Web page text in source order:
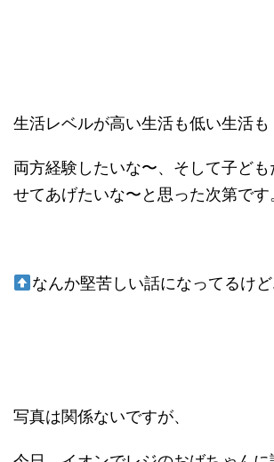
生活レベルが高い生活も低い生活も
両方経験したいな〜、そして子ども
せてあげたいな〜と思った次第です
なんか堅苦しい話になってるけ
写真は関係ないですが、